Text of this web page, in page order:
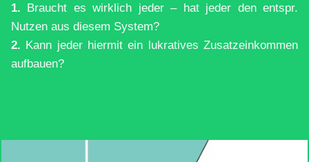
1. Braucht es wirklich jeder – hat jeder den entspr.
Nutzen aus diesem System?
2. Kann jeder hiermit ein lukratives Zusatzeinkommen
aufbauen?